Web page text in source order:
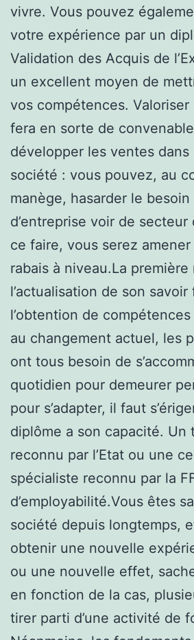
vivre. Vous pouvez
votre expérience par un
Validation des Acquis de
un excellent moyen de
vos compétences.
fera en sorte de
développer les ventes
société : vous pouvez, au
manège, hasarder le
d’entreprise voir de secteur
ce faire, vous serez
rabais à niveau.La première
l’actualisation de son
l’obtention de
au changement actuel, les
ont tous besoin de
quotidien pour demeurer
pour s’adapter, il faut
diplôme a son capacité. Un
reconnu par l’Etat ou une
spécialiste reconnu par la
d’employabilité.Vous êtes
société depuis longtemps,
obtenir une nouvelle
ou une nouvelle effet,
en fonction de la cas,
tirer parti d’une activité de